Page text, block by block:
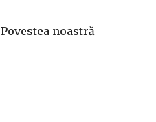
Povestea noastră